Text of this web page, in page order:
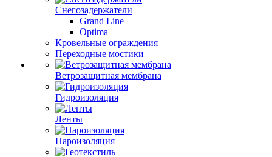
Снегозадержатели
Grand Line
Optima
Кровельные ограждения
Переходные мостики
Ветрозащитная мембрана
Гидроизоляция
Ленты
Пароизоляция